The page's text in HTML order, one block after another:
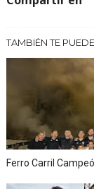
TAMBIÉN TE
Ferro Carril